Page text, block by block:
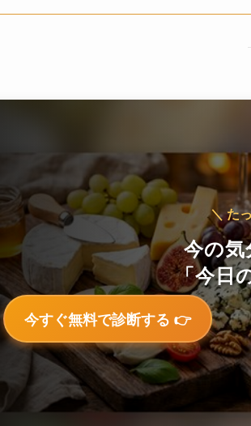
＼ た
今の
「今日
今すぐ無料で診断する 👉